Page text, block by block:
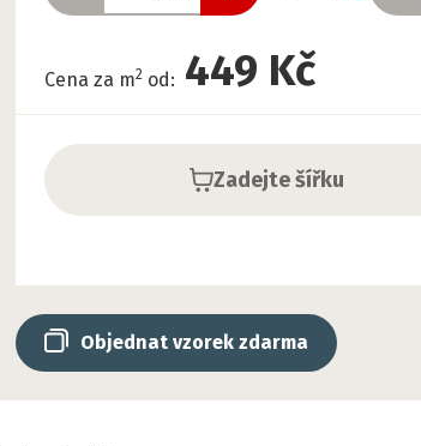
Cena za m2 od: 449 Kč
Zadejte šířku
Objednat vzorek zdarma